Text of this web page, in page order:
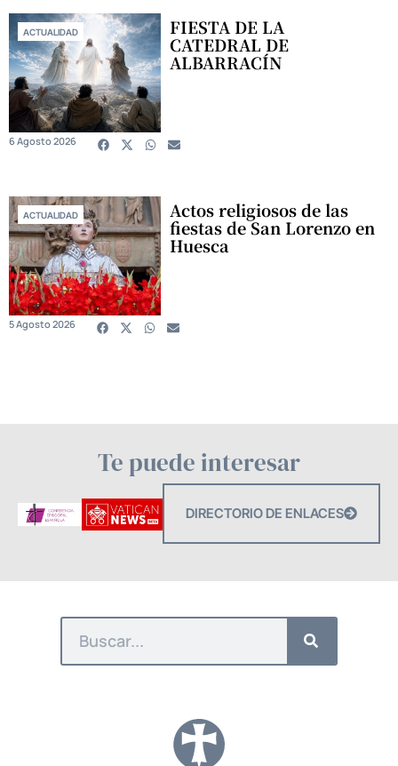
ACTUALIDAD FIESTA DE LA
CATEDRAL DE
ALBARRACÍN
6 Agosto 2026
ACTUALIDAD Actos religiosos de las
fiestas de San Lorenzo en
Huesca
5 Agosto 2026
Te puede interesar
DIRECTORIO DE ENLACES